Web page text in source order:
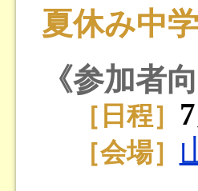
夏休み中
《参加者
［日程］ 7
［会場］